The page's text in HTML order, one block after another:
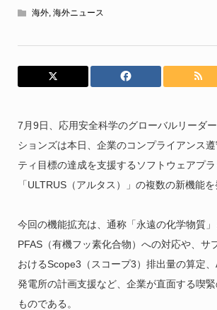
海外, 海外ニュース
7月9日、応用安全科学のグローバルリーダ
ションズは本日、企業のコンプライアンス
ティ目標の達成を支援するソフトウェアプ
「ULTRUS（アルタス）」の複数の新機能を
今回の機能拡充は、通称「永遠の化学物質
PFAS（有機フッ素化合物）への対応や、サ
おけるScope3（スコープ3）排出量の算定
発電所の計画支援など、企業が直面する喫
ものである。